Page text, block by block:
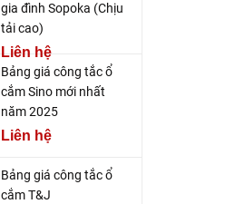
gia đình Sopoka (Chịu
tải cao)
Liên hệ
Bảng giá công tắc ổ
cắm Sino mới nhất
năm 2025
Liên hệ
Bảng giá công tắc ổ
cắm T&J